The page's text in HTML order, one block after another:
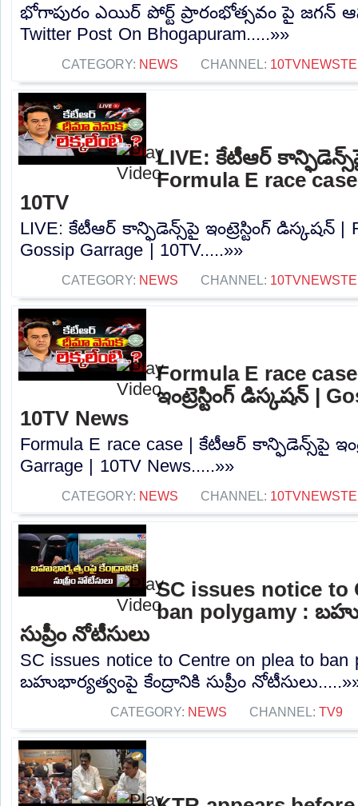
భోగాపురం ఎయిర్ పోర్ట్ ప్రారంభోత్సవం పై జగన్
Twitter Post On Bhogapuram.....»»
CATEGORY: NEWS CHANNEL:
LIVE: కేటీఆర్
Formula E race
10TV
LIVE: కేటీఆర్ కాన్ఫిడెన్స్‌పై ఇంట్రెస్టింగ్ డిస్కషన్‌ |
Gossip Garrage | 10TV.....»»
CATEGORY: NEWS CHANNEL:
Formula E race
ఇంట్రెస్టింగ్ డిస్కషన్‌ |
10TV News
Formula E race case | కేటీఆర్ కాన్ఫిడెన్స్‌పై
Garrage | 10TV News.....»»
CATEGORY: NEWS CHANNEL:
SC issues notice to
ban polygamy :
సుప్రీం నోటీసులు
SC issues notice to Centre on plea to ban
బహుభార్యత్వంపై కేంద్రానికి సుప్రీం
CATEGORY: NEWS CHANNEL: TV9